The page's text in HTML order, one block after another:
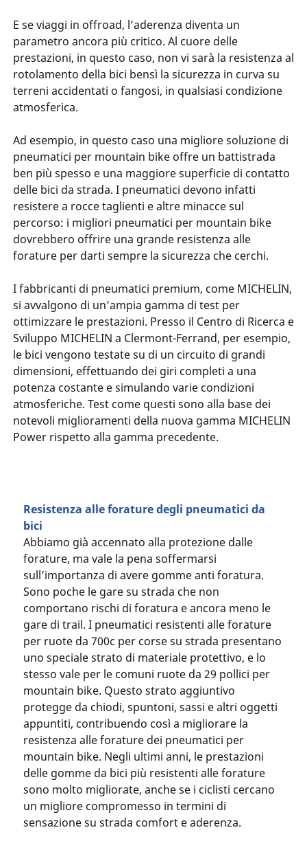
E se viaggi in offroad, l’aderenza diventa un
parametro ancora più critico. Al cuore delle
prestazioni, in questo caso, non vi sarà la resistenza al
rotolamento della bici bensì la sicurezza in curva su
terreni accidentati o fangosi, in qualsiasi condizione
atmosferica.
Ad esempio, in questo caso una migliore soluzione di
pneumatici per mountain bike offre un battistrada
ben più spesso e una maggiore superficie di contatto
delle bici da strada. I pneumatici devono infatti
resistere a rocce taglienti e altre minacce sul
percorso: i migliori pneumatici per mountain bike
dovrebbero offrire una grande resistenza alle
forature per darti sempre la sicurezza che cerchi.
I fabbricanti di pneumatici premium, come MICHELIN,
si avvalgono di un’ampia gamma di test per
ottimizzare le prestazioni. Presso il Centro di Ricerca e
Sviluppo MICHELIN a Clermont-Ferrand, per esempio,
le bici vengono testate su di un circuito di grandi
dimensioni, effettuando dei giri completi a una
potenza costante e simulando varie condizioni
atmosferiche. Test come questi sono alla base dei
notevoli miglioramenti della nuova gamma MICHELIN
Power rispetto alla gamma precedente.
Resistenza alle forature degli pneumatici da
bici
Abbiamo già accennato alla protezione dalle
forature, ma vale la pena soffermarsi
sull’importanza di avere gomme anti foratura.
Sono poche le gare su strada che non
comportano rischi di foratura e ancora meno le
gare di trail. I pneumatici resistenti alle forature
per ruote da 700c per corse su strada presentano
uno speciale strato di materiale protettivo, e lo
stesso vale per le comuni ruote da 29 pollici per
mountain bike. Questo strato aggiuntivo
protegge da chiodi, spuntoni, sassi e altri oggetti
appuntiti, contribuendo così a migliorare la
resistenza alle forature dei pneumatici per
mountain bike. Negli ultimi anni, le prestazioni
delle gomme da bici più resistenti alle forature
sono molto migliorate, anche se i ciclisti cercano
un migliore compromesso in termini di
sensazione su strada comfort e aderenza.